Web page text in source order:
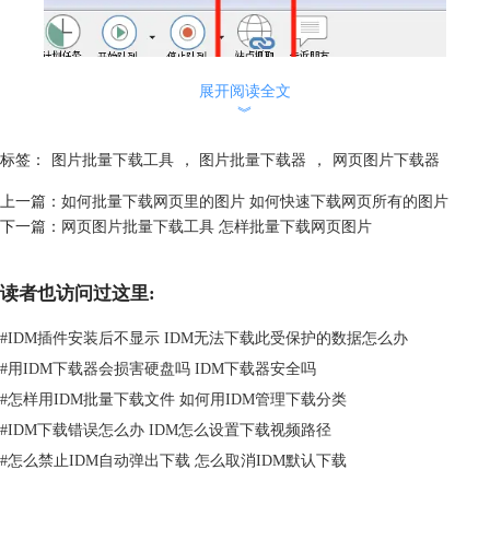
然后会弹出4个操作步骤，需要进行简单的设置，之前小编详细说过操作
点抓取教程？
设置完成后，idm就会开始自动抓取网站图片——如图1，等待抓取完成
后，选择需要下载图片即可。
idm站点抓取时间比较长，如果想快速抓取网页所有图片，可以在浏览器
中安装插件。
展开阅读全文
︾
标签： 图片批量下载工具 ， 图片批量下载器 ， 网页图片下载器
上一篇： 如何批量下载网页里的图片 如何快速下载网页所有的图片
下一篇： 网页图片批量下载工具 怎样批量下载网页图片
读者也访问过这里:
#IDM插件安装后不显示 IDM无法下载此受保护的数据怎么办
#用IDM下载器会损害硬盘吗 IDM下载器安全吗
#怎样用IDM批量下载文件 如何用IDM管理下载分类
#IDM下载错误怎么办 IDM怎么设置下载视频路径
#怎么禁止IDM自动弹出下载 怎么取消IDM默认下载